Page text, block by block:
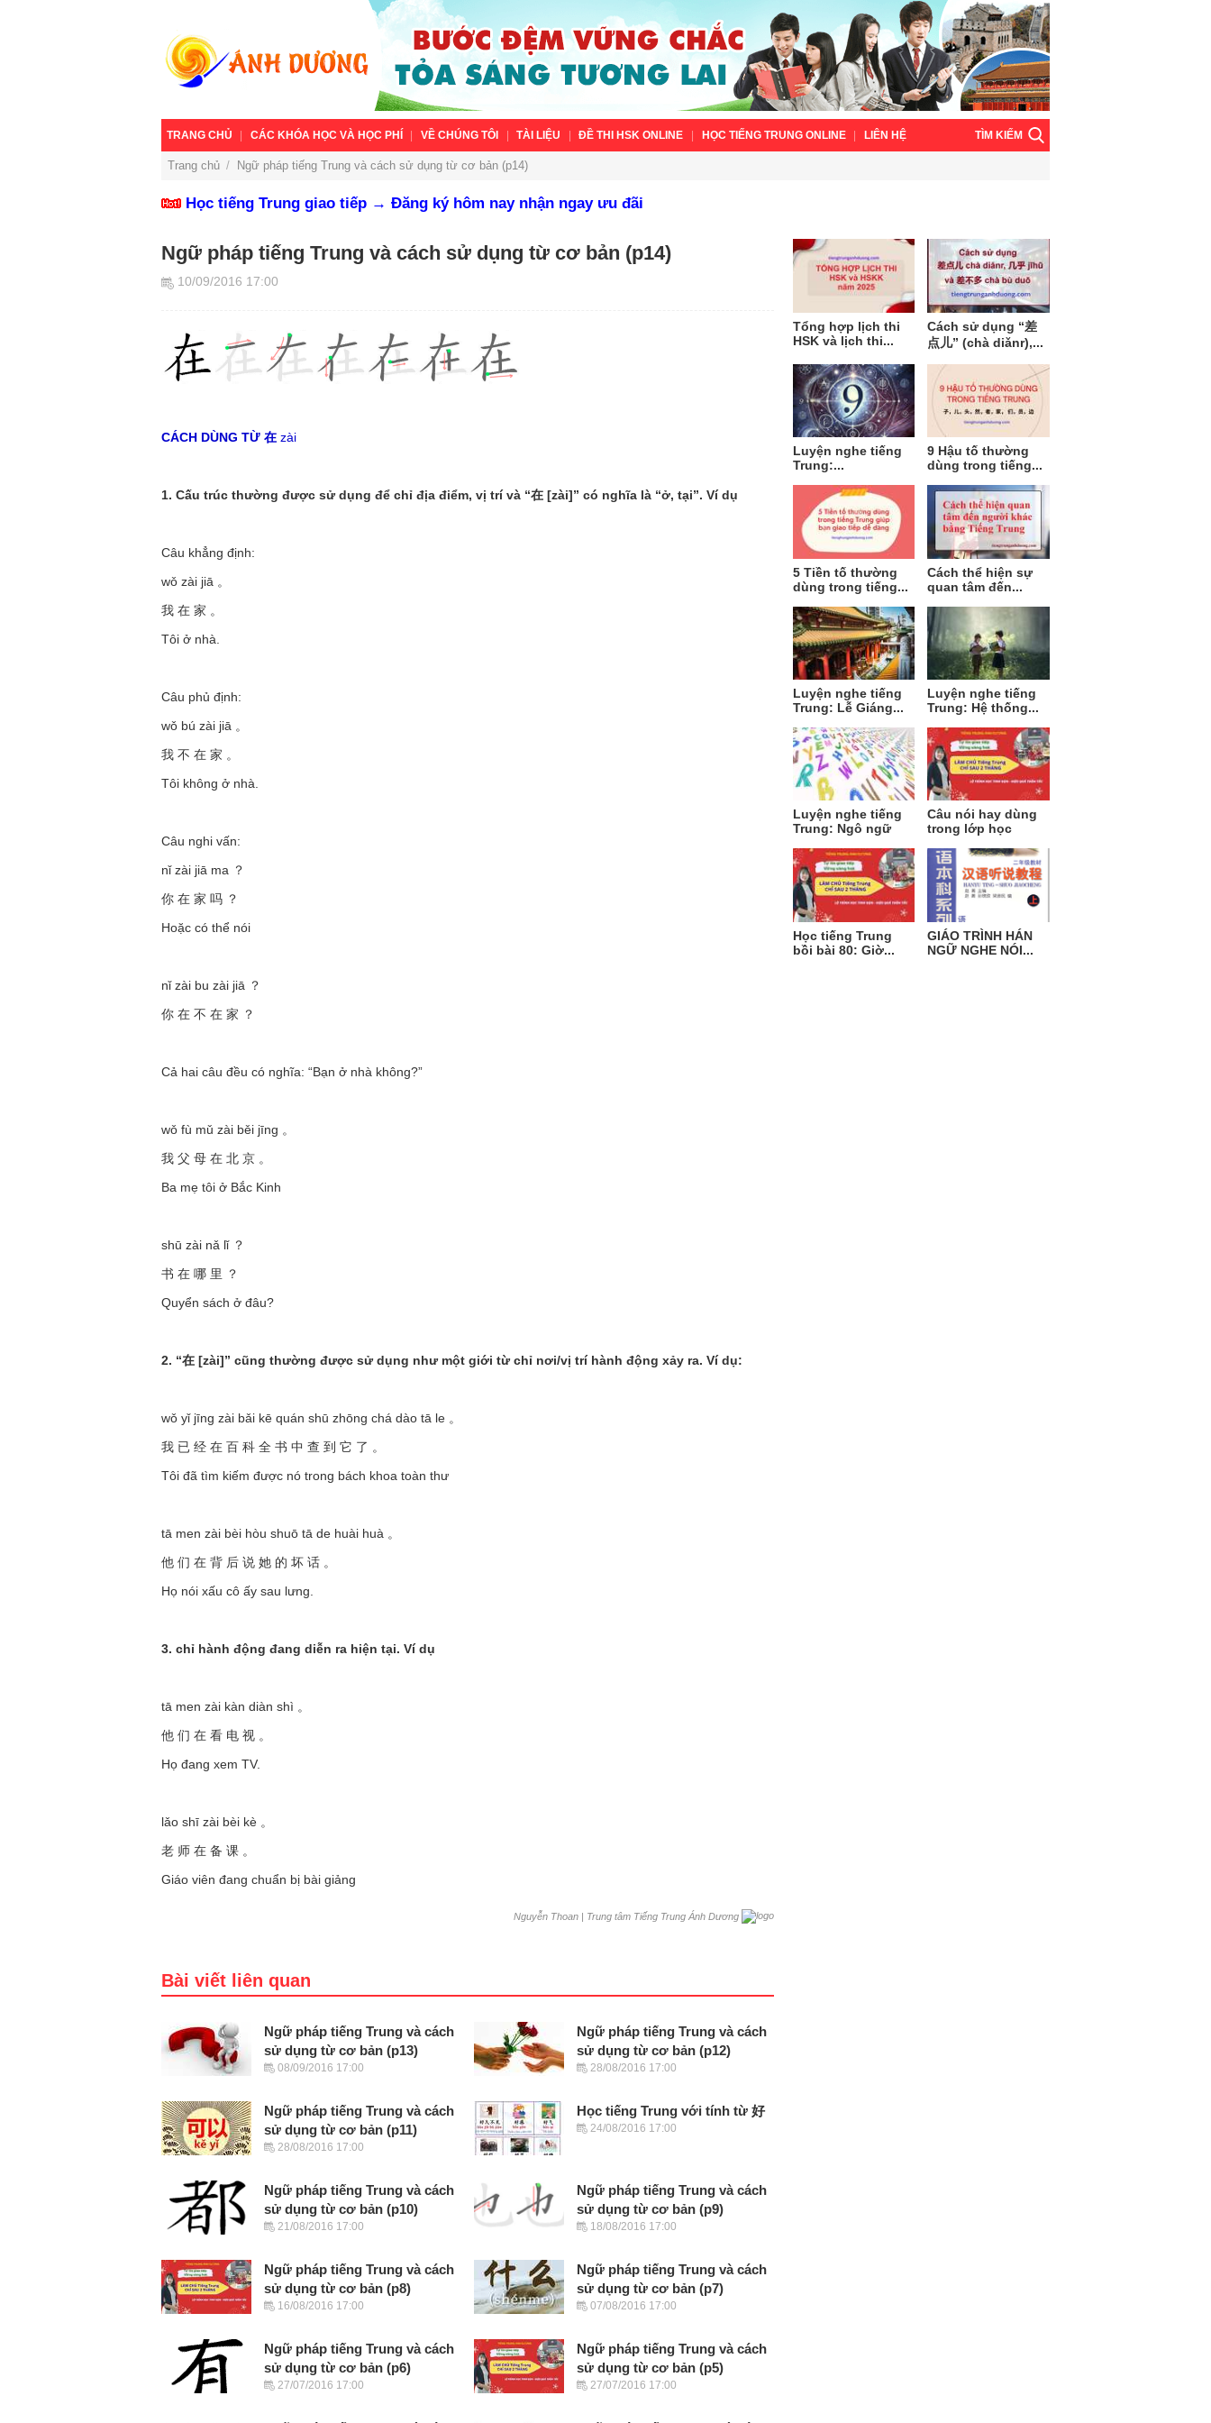
TRANG CHỦ CÁC KHÓA HỌC VÀ HỌC PHÍ VỀ CHÚNG TÔI TÀI LIỆU ĐỀ THI HSK ONLINE HỌC TIẾNG TRUNG ONLINE LIÊN HỆ TÌM KIẾM
Trang chủ / Ngữ pháp tiếng Trung và cách sử dụng từ cơ bản (p14)
Học tiếng Trung giao tiếp → Đăng ký hôm nay nhận ngay ưu đãi
Ngữ pháp tiếng Trung và cách sử dụng từ cơ bản (p14)
10/09/2016 17:00
CÁCH DÙNG TỪ 在 zài
1. Cấu trúc thường được sử dụng để chỉ địa điểm, vị trí và “在 [zài]” có nghĩa là “ở, tại”. Ví dụ
Câu khẳng định:
wǒ zài jiā 。
我 在 家 。
Tôi ở nhà.
Câu phủ định:
wǒ bú zài jiā 。
我 不 在 家 。
Tôi không ở nhà.
Câu nghi vấn:
nǐ zài jiā ma ？
你 在 家 吗 ？
Hoặc có thể nói
nǐ zài bu zài jiā ？
你 在 不 在 家 ？
Cả hai câu đều có nghĩa: “Bạn ở nhà không?”
wǒ fù mǔ zài běi jīng 。
我 父 母 在 北 京 。
Ba mẹ tôi ở Bắc Kinh
shū zài nǎ lǐ ？
书 在 哪 里 ？
Quyển sách ở đâu?
2. “在 [zài]” cũng thường được sử dụng như một giới từ chỉ nơi/vị trí hành động xảy ra. Ví dụ:
wǒ yǐ jīng zài bǎi kē quán shū zhōng chá dào tā le 。
我 已 经 在 百 科 全 书 中 查 到 它 了 。
Tôi đã tìm kiếm được nó trong bách khoa toàn thư
tā men zài bèi hòu shuō tā de huài huà 。
他 们 在 背 后 说 她 的 坏 话 。
Họ nói xấu cô ấy sau lưng.
3. chỉ hành động đang diễn ra hiện tại. Ví dụ
tā men zài kàn diàn shì 。
他 们 在 看 电 视 。
Họ đang xem TV.
lǎo shī zài bèi kè 。
老 师 在 备 课 。
Giáo viên đang chuẩn bị bài giảng
Nguyễn Thoan | Trung tâm Tiếng Trung Ánh Dương
Bài viết liên quan
Ngữ pháp tiếng Trung và cách
sử dụng từ cơ bản (p13)
08/09/2016 17:00
Ngữ pháp tiếng Trung và cách
sử dụng từ cơ bản (p12)
28/08/2016 17:00
Ngữ pháp tiếng Trung và cách
sử dụng từ cơ bản (p11)
28/08/2016 17:00
Học tiếng Trung với tính từ 好
24/08/2016 17:00
Ngữ pháp tiếng Trung và cách
sử dụng từ cơ bản (p10)
21/08/2016 17:00
Ngữ pháp tiếng Trung và cách
sử dụng từ cơ bản (p9)
18/08/2016 17:00
Ngữ pháp tiếng Trung và cách
sử dụng từ cơ bản (p8)
16/08/2016 17:00
Ngữ pháp tiếng Trung và cách
sử dụng từ cơ bản (p7)
07/08/2016 17:00
Ngữ pháp tiếng Trung và cách
sử dụng từ cơ bản (p6)
27/07/2016 17:00
Ngữ pháp tiếng Trung và cách
sử dụng từ cơ bản (p5)
27/07/2016 17:00
Tổng hợp lịch thi
HSK và lịch thi...
Cách sử dụng “差
点儿” (chà diǎnr),...
Luyện nghe tiếng
Trung:...
9 Hậu tố thường
dùng trong tiếng...
5 Tiền tố thường
dùng trong tiếng...
Cách thể hiện sự
quan tâm đến...
Luyện nghe tiếng
Trung: Lễ Giáng...
Luyện nghe tiếng
Trung: Hệ thống...
Luyện nghe tiếng
Trung: Ngô ngữ
Câu nói hay dùng
trong lớp học
Học tiếng Trung
bồi bài 80: Giờ...
GIÁO TRÌNH HÁN
NGỮ NGHE NÓI...